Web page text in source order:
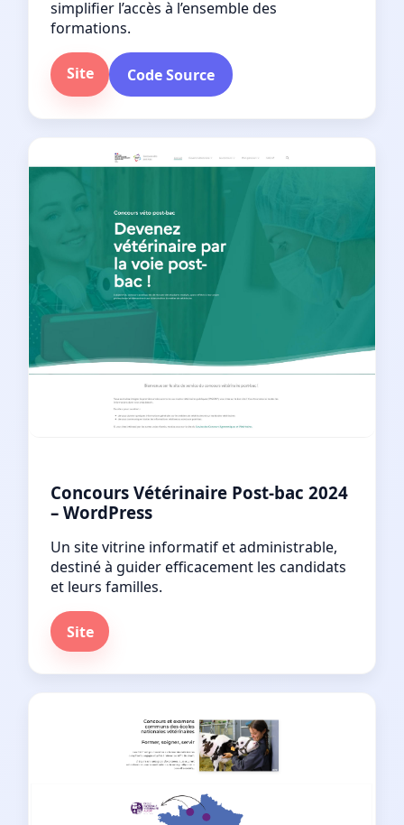
simplifier l’accès à l’ensemble des
formations.
Site Code Source
Concours Vétérinaire Post-bac 2024
– WordPress
Un site vitrine informatif et administrable,
destiné à guider efficacement les candidats
et leurs familles.
Site